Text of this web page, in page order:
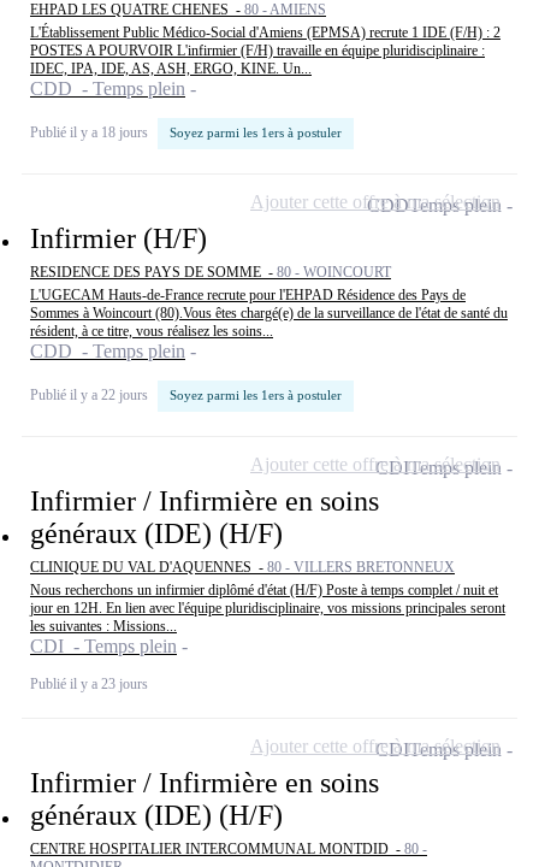
EHPAD LES QUATRE CHENES - 80 - AMIENS
L'Établissement Public Médico-Social d'Amiens (EPMSA) recrute 1 IDE (F/H) : 2
POSTES A POURVOIR L'infirmier (F/H) travaille en équipe pluridisciplinaire :
IDEC, IPA, IDE, AS, ASH, ERGO, KINE. Un...
CDD - Temps plein
Publié il y a 18 jours Soyez parmi les 1ers à postuler
Infirmier (H/F)
RESIDENCE DES PAYS DE SOMME - 80 - WOINCOURT
L'UGECAM Hauts-de-France recrute pour l'EHPAD Résidence des Pays de
Sommes à Woincourt (80).Vous êtes chargé(e) de la surveillance de l'état de santé du
résident, à ce titre, vous réalisez les soins...
CDD - Temps plein
Publié il y a 22 jours Soyez parmi les 1ers à postuler
CDDTemps plein
Ajouter cette offre à ma sélection
Infirmier / Infirmière en soins
généraux (IDE) (H/F)
CLINIQUE DU VAL D'AQUENNES - 80 - VILLERS BRETONNEUX
Nous recherchons un infirmier diplômé d'état (H/F) Poste à temps complet / nuit et
jour en 12H. En lien avec l'équipe pluridisciplinaire, vos missions principales seront
les suivantes : Missions...
CDI - Temps plein
Publié il y a 23 jours
CDITemps plein
Ajouter cette offre à ma sélection
Infirmier / Infirmière en soins
généraux (IDE) (H/F)
CENTRE HOSPITALIER INTERCOMMUNAL MONTDID - 80 -
CDITemps plein
Ajouter cette offre à ma sélection